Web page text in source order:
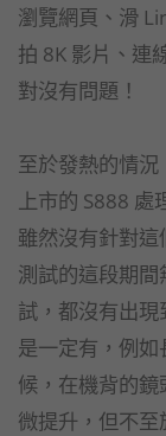
瀏覽網頁、滑
拍 8K 影片、連
對沒有問題！
至於發熱的情
上市的 S888
雖然沒有針對
測試的這段期
試，都沒有出
是一定有，例
候，在機背的
微提升，但不至